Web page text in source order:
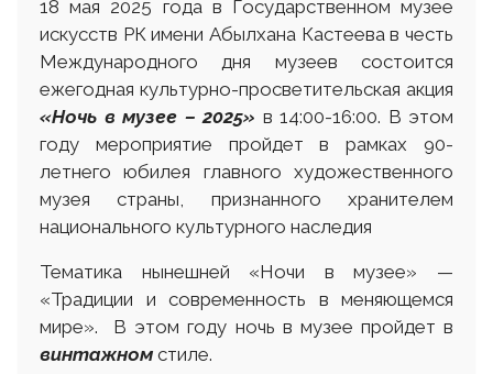
18 мая 2025 года в Государственном музее
искусств РК имени Абылхана Кастеева в честь
Международного дня музеев состоится
ежегодная культурно-просветительская акция
«Ночь в музее – 2025» в 14:00-16:00. В этом
году мероприятие пройдет в рамках 90-
летнего юбилея главного художественного
музея страны, признанного хранителем
национального культурного наследия
Тематика нынешней «Ночи в музее» —
«Традиции и современность в меняющемся
мире». В этом году ночь в музее пройдет в
винтажном стиле.